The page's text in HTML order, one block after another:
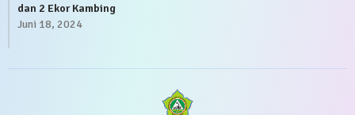
dan 2 Ekor Kambing
Juni 18, 2024